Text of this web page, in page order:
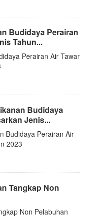
Budidaya Perairan
Tahun...
Perairan Air Tawar
Budidaya
Jenis...
Budidaya Perairan Air
2023
Tangkap Non
Non Pelabuhan